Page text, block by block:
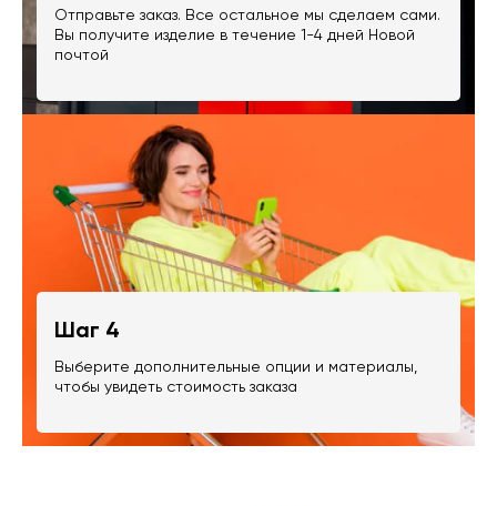
Отправьте заказ. Все остальное мы сделаем сами.
Вы получите изделие в течение 1-4 дней Новой
почтой
Шаг 4
Выберите дополнительные опции и материалы,
чтобы увидеть стоимость заказа